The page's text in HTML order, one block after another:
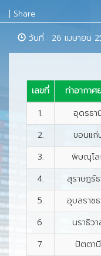
| Share
วันที่ : 26 เมษายน
เลขที่ ท่าอากาศ
1.
อุดรธา
2.
ขอนแก่
3.
พิษณุโ
4.
สุราษฎร์
5.
อุบลราช
6.
นราธิว
7.
ปัตตานี